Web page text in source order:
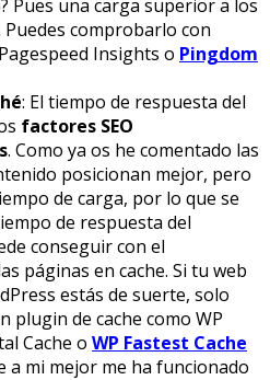
Pues una carga superior a los
comprobarlo con
Insights o Pingdom
: El tiempo de respuesta del
factores SEO
. Como ya os he comentado las
posicionan mejor, pero
de carga, por lo que se
de respuesta del
conseguir con el
páginas en cache. Si tu web
estás de suerte, solo
plugin de cache como WP
Cache o WP Fastest Cache
a mi mejor me ha funcionado